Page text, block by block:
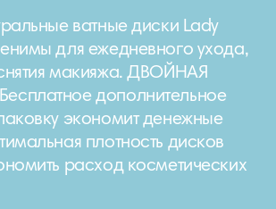
ватные диски Lady
для ежедневного ухода,
макияжа. ДВОЙНАЯ
дополнительное
экономит денежные
плотность дисков
расход косметических